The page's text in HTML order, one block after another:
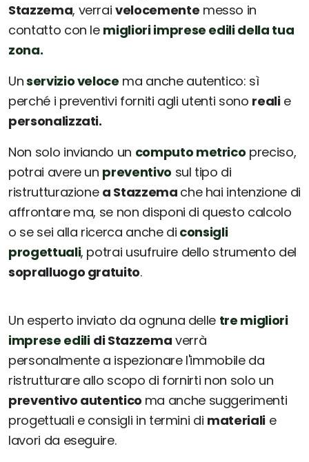
Stazzema, verraivelocemente messo in
contatto con le migliori imprese edili della tua
zona.
Unservizio veloce ma anche autentico: sì
perché i preventivi forniti agli utenti sono realie
personalizzati.
Non solo inviando un computo metrico preciso,
potrai avere un preventivo sul tipo di
ristrutturazione a Stazzema che hai intenzione di
affrontare ma, se non disponi di questo calcolo
o se sei alla ricerca anche di consigli
progettuali, potrai usufruire dello strumento del
sopralluogo gratuito.
Un esperto inviato da ognuna delle tre migliori
imprese edili di Stazzema verrà
personalmente a ispezionare l'immobile da
ristrutturare allo scopo di fornirti non solo un
preventivo autentico ma anche suggerimenti
progettuali e consigli in termini di materialie
lavori da eseguire.